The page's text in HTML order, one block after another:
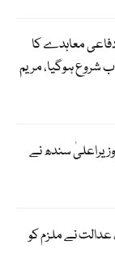
معاہدے کا
شروع ہوگیا، مریم
سندھ نے
نے ملزم کو